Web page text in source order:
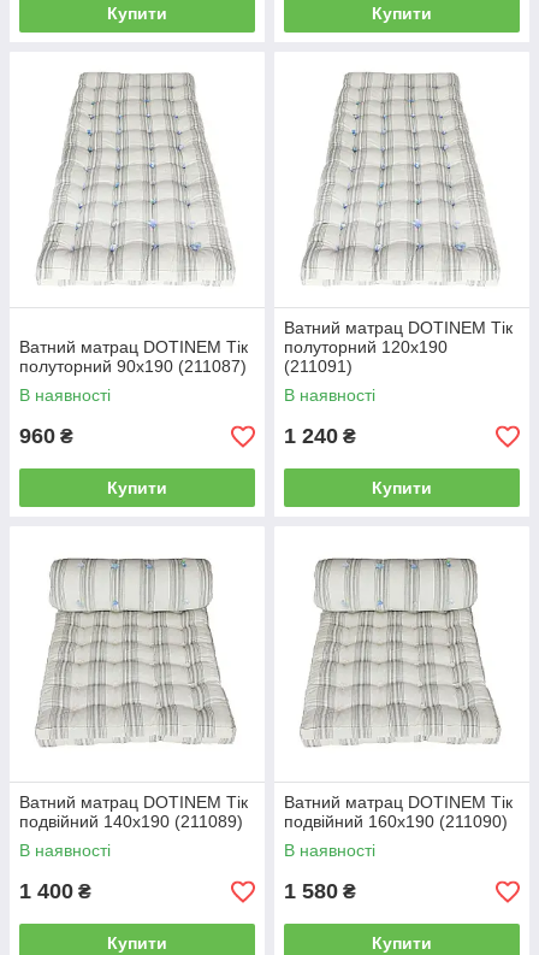
Купити Купити
Ватний матрац DOTINEM Тік
полуторний 90х190 (211087)
В наявності
960 ₴
Купити
Ватний матрац DOTINEM Тік
полуторний 120х190
(211091)
В наявності
1 240 ₴
Купити
Ватний матрац DOTINEM Тік
подвійний 140х190 (211089)
В наявності
1 400 ₴
Купити
Ватний матрац DOTINEM Тік
подвійний 160х190 (211090)
В наявності
1 580 ₴
Купити